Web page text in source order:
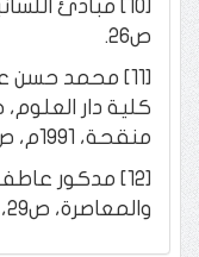
[10] مبادئ
ص26.
[11] محمد حسن
كلية دار
منقحة، 1991م، ص200.
[12] مدكور
والمعاصرة، ص29، 1987م، دار الثقافة، القاهرة.